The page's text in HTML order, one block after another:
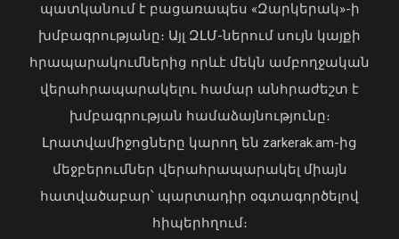
Ավելացել են շինարարության ոլորտից
պետբյուջե վճարված հարկային
եկամուտները. Քաղաքաշինության
կոմիտեի նախագահի ուղերձը
09 Օգոստոս, 2026 12:20
պատկանում է բացառապես «Զարկերակ»-ի
խմբագրությանը։ Այլ ԶԼՄ-ներում սույն կայքի
հրապարակումներից որևէ մեկն ամբողջական
վերահրապարակելու համար անհրաժեշտ է
խմբագրության համաձայնությունը։
Լրատվամիջոցները կարող են zarkerak.am-ից
մեջբերումներ վերահրապարակել միայն
հատվածաբար՝ պարտադիր օգտագործելով
հիպերհղում։